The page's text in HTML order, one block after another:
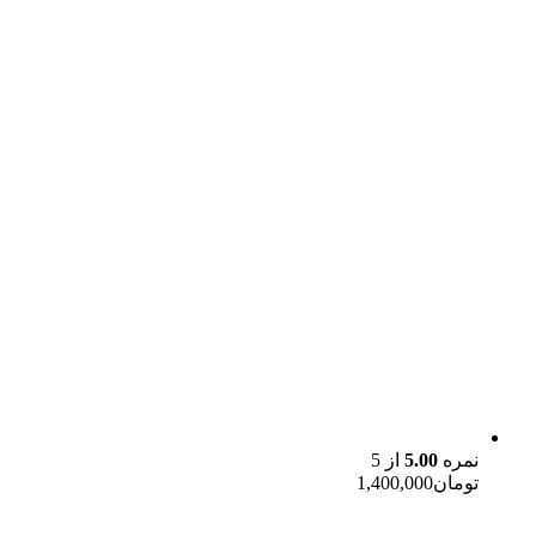
نمره 5.00 از 5
تومان1,400,000